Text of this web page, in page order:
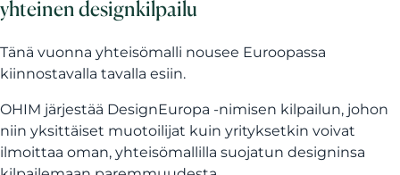
yhteinen designkilpailu
Tänä vuonna yhteisömalli nousee Euroopassa
kiinnostavalla tavalla esiin.
OHIM järjestää DesignEuropa -nimisen kilpailun, johon
niin yksittäiset muotoilijat kuin yrityksetkin voivat
ilmoittaa oman, yhteisömallilla suojatun designinsa